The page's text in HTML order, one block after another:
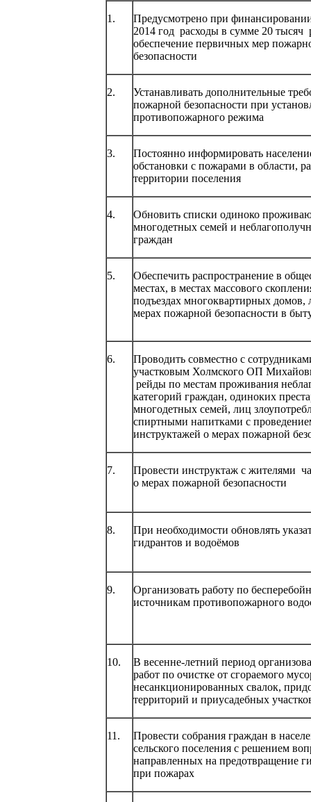
1.
Предусмотрено при
2014 год расходы в сумме 20 тысяч
обеспечение первичных мер
безопасности
2.
Устанавливать дополнительные
пожарной безопасности при
противопожарного режима
3.
Постоянно информировать
обстановки с пожарами в области,
территории поселения
4.
Обновить списки одиноко
многодетных семей и
граждан
5.
Обеспечить распространение в
местах, в местах массового
подъездах многоквартирных домов,
мерах пожарной безопасности в
6.
Проводить совместно с
участковым Холмского ОП
рейды по местам проживания
категорий граждан, одиноких
многодетных семей, лиц
спиртными напитками с
инструктажей о мерах пожарной
7.
Провести инструктаж с жителями
о мерах пожарной безопасности
8.
При необходимости обновлять
гидрантов и водоёмов
9.
Организовать работу по
источникам противопожарного
10.
В весенне-летний период
работ по очистке от сгораемого
несанкционированных свалок,
территорий и приусадебных
11.
Провести собрания граждан в
сельского поселения с решением
направленных на предотвращение
при пожарах